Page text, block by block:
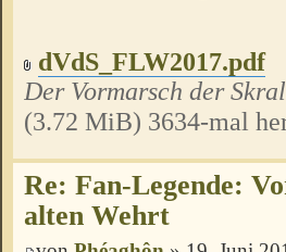
dVdS_FLW2017.pdf
Der Vormarsch der
(3.72 MiB) 3634-mal
Re: Fan-Legende:
alten Wehrt